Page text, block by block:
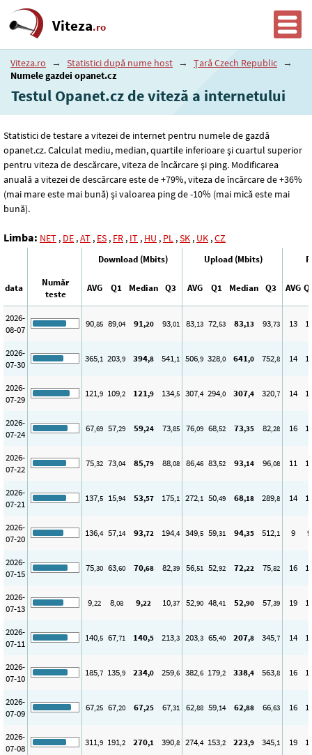
Viteza.ro
Viteza.ro → Statistici după nume host → Țară Czech Republic →
Numele gazdei opanet.cz
Testul Opanet.cz de viteză a internetului
Statistici de testare a vitezei de internet pentru numele de gazdă
opanet.cz. Calculat mediu, median, quartile inferioare și cuartul superior
pentru viteza de descărcare, viteza de încărcare și ping. Modificarea
anuală a vitezei de descărcare este de +79%, viteza de încărcare de +36%
(mai mare este mai bună) și valoarea ping de -10% (mai mică este mai
bună).
Limba: NET , DE ,AT , ES , FR , IT , HU , PL ,SK , UK ,CZ
Download (Mbits) Upload (Mbits)
data
Număr
teste
AVG Q1 Median Q3 AVG Q1 Median Q3 AVG
2026-
08-07
90,85 89,04 91,20 93,01 83,13 72,53 83,13 93,73 13
2026-
07-30
365,1 203,9 394,8 541,1 506,9 328,0 641,0 752,8 14
2026-
07-29
121,9 109,2 121,9 134,5 307,4 294,0 307,4 320,7 14
2026-
07-24
67,69 57,29 59,24 73,85 76,09 68,52 73,35 82,28 16
2026-
07-22
75,32 73,04 85,79 88,08 86,46 83,52 93,14 96,08 11
2026-
07-21
137,5 15,94 53,57 175,1 272,1 50,49 68,18 289,8 14
2026-
07-20
136,4 57,14 93,72 194,4 349,5 59,31 94,35 512,1 9 9
2026-
07-15
75,30 63,60 70,68 82,39 56,51 52,92 72,22 75,82 16
2026-
07-13
9,22 8,08 9,22 10,37 52,90 48,41 52,90 57,39 19
2026-
07-11
140,5 67,71 140,5 213,3 203,3 65,40 207,8 345,7 14
2026-
07-10
185,7 135,9 234,0 259,6 382,6 179,2 338,4 563,8 16
2026-
07-09
67,25 67,20 67,25 67,31 62,88 59,14 62,88 66,63 16
2026-
07-08
311,9 191,2 270,1 390,8 274,4 153,2 223,9 345,1 19